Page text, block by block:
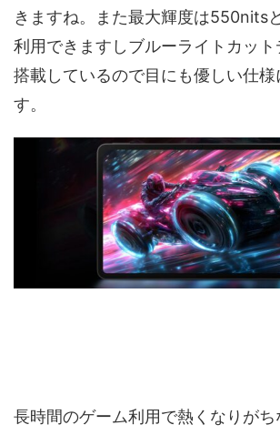
きますね。また最大輝度は550nits
利用できますしブルーライトカット
搭載しているので目にも優しい仕様
す。
長時間のゲーム利用で熱くなりがち